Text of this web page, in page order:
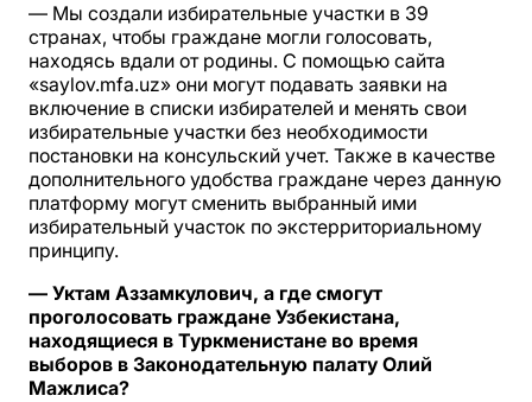
— Мы создали избирательные участки в 39
странах, чтобы граждане могли голосовать,
находясь вдали от родины. С помощью сайта
«saylov.mfa.uz» они могут подавать заявки на
включение в списки избирателей и менять свои
избирательные участки без необходимости
постановки на консульский учет. Также в качестве
дополнительного удобства граждане через данную
платформу могут сменить выбранный ими
избирательный участок по экстерриториальному
принципу.
— Уктам Аззамкулович, а где смогут
проголосовать граждане Узбекистана,
находящиеся в Туркменистане во время
выборов в Законодательную палату Олий
Мажлиса?